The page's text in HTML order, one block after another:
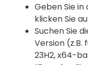
Geben Sie in
klicken Sie
Suchen Sie
Version (z.B.
23H2, x64-